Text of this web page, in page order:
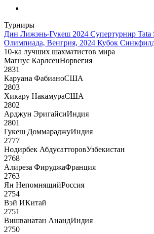
Турниры
Дин Лижэнь-Гукеш 2024 Супертурнир Tata
Олимпиада, Венгрия, 2024 Кубок
10-ка лучших шахматистов мира
Магнус КарлсенНорвегия
2831
Каруана ФабианоСША
2803
Хикару НакамураСША
2802
Арджун ЭригайсиИндия
2801
Гукеш ДоммараджуИндия
2777
Нодирбек АбдусатторовУзбекистан
2768
Алиреза ФируджаФранция
2763
Ян НепомнящийРоссия
2754
Вэй ИКитай
2751
Вишванатан АнандИндия
2750